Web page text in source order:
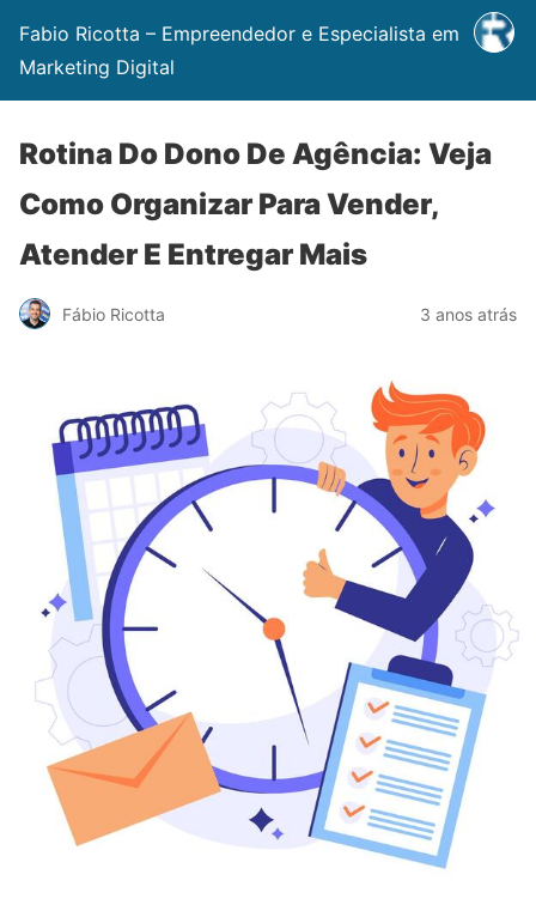
Fabio Ricotta – Empreendedor e Especialista em
Marketing Digital
Rotina Do Dono De Agência: Veja
Como Organizar Para Vender,
Atender E Entregar Mais
Fábio Ricotta 3 anos atrás